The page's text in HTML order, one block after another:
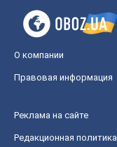
О компании
Правовая информация
Реклама на сайте
Редакционная политика